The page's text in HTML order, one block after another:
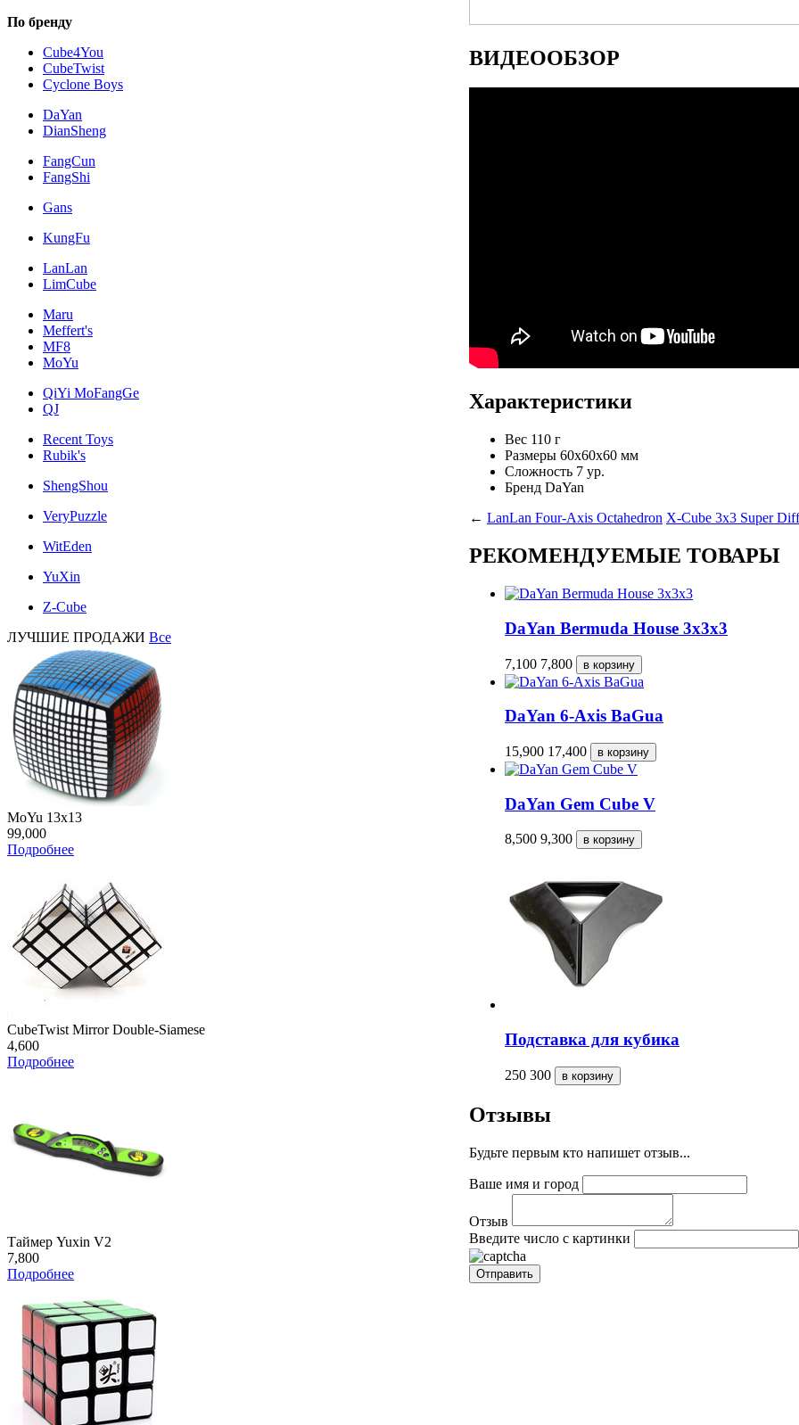
По бренду
Cube4You
CubeTwist
Cyclone Boys
DaYan
DianSheng
FangCun
FangShi
Gans
KungFu
LanLan
LimCube
Maru
Meffert's
MF8
MoYu
QiYi MoFangGe
QJ
Recent Toys
Rubik's
ShengShou
VeryPuzzle
WitEden
YuXin
Z-Cube
ЛУЧШИЕ ПРОДАЖИ Все
MoYu 13x13
99,000
Подробнее
CubeTwist Mirror Double-Siamese
4,600
Подробнее
Таймер Yuxin V2
7,800
Подробнее
ВИДЕООБЗОР
Характеристики
Вес 110 г
Размеры 60x60x60 мм
Сложность 7 ур.
Бренд DaYan
← LanLan Four-Axis Octahedron X-Cube 3x3 Super
РЕКОМЕНДУЕМЫЕ ТОВАРЫ
DaYan Bermuda House 3x3x3
7,100 7,800
DaYan 6-Axis BaGua
15,900 17,400
DaYan Gem Cube V
8,500 9,300
Подставка для кубика
250 300
Отзывы
Будьте первым кто напишет отзыв...
Ваше имя и город
Отзыв
Введите число с картинки